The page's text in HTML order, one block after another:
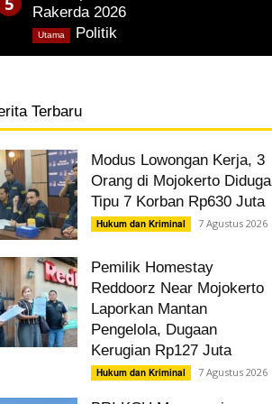
Rakerda 2026
Politik
Utama
Terbaru
Modus Lowongan Kerja, 3
Orang di Mojokerto Diduga
Tipu 7 Korban Rp630 Juta
Hukum dan Kriminal 7 Agustus 2026
Pemilik Homestay
Reddoorz Near Mojokerto
Laporkan Mantan
Pengelola, Dugaan
Kerugian Rp127 Juta
Hukum dan Kriminal 7 Agustus 2026